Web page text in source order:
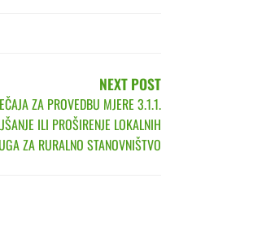
NEXT POST
ZA PROVEDBU MJERE 3.1.1.
ILI PROŠIRENJE LOKALNIH
ZA RURALNO STANOVNIŠTVO